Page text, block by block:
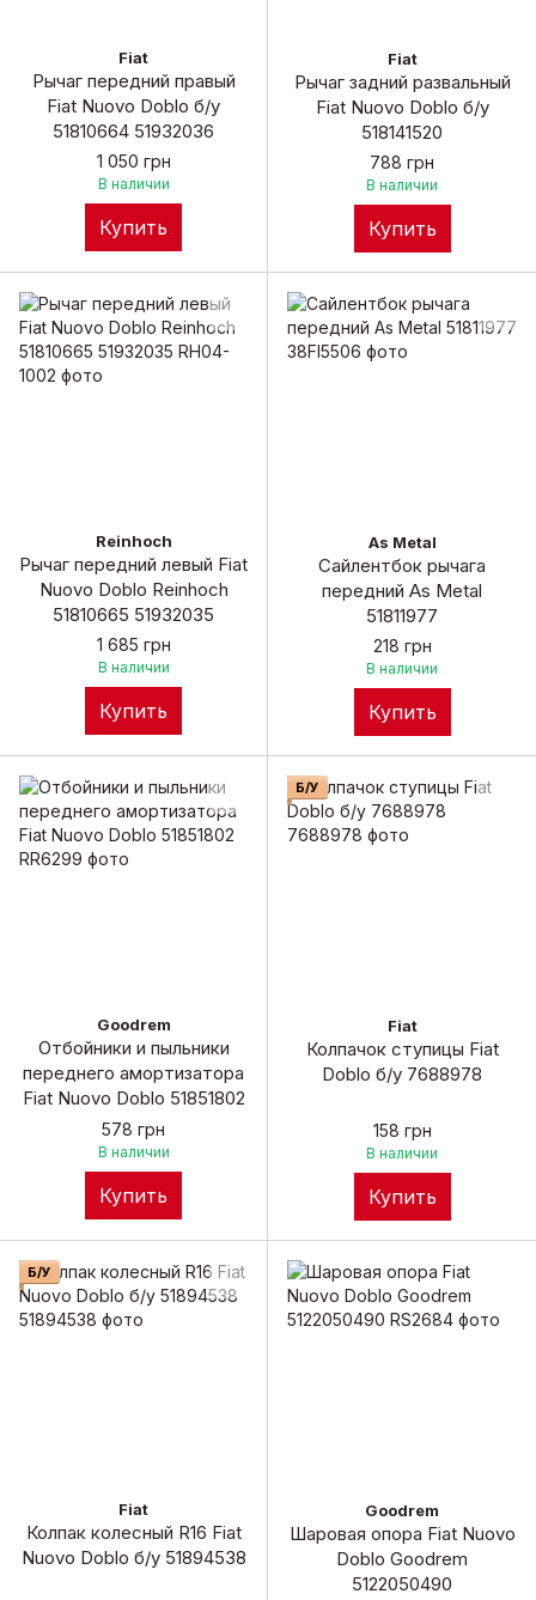
Fiat
Рычаг передний правый
Fiat Nuovo Doblo б/у
51810664 51932036
1 050 грн
В наличии
Купить
Fiat
Рычаг задний развальный
Fiat Nuovo Doblo б/у
518141520
788 грн
В наличии
Купить
Reinhoch
Рычаг передний левый Fiat
Nuovo Doblo Reinhoch
51810665 51932035
1 685 грн
В наличии
Купить
As Metal
Сайлентбок рычага
передний As Metal
51811977
218 грн
В наличии
Купить
Goodrem
Отбойники и пыльники
переднего амортизатора
Fiat Nuovo Doblo 51851802
578 грн
В наличии
Купить
Б/У
Fiat
Колпачок ступицы Fiat
Doblo б/у 7688978
158 грн
В наличии
Купить
Б/У
Fiat
Колпак колесный R16 Fiat
Nuovo Doblo б/у 51894538
Goodrem
Шаровая опора Fiat Nuovo
Doblo Goodrem
5122050490